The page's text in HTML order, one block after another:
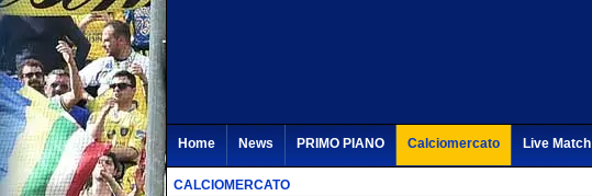
Home News PRIMO PIANO Calciomercato Live Match
CALCIOMERCATO